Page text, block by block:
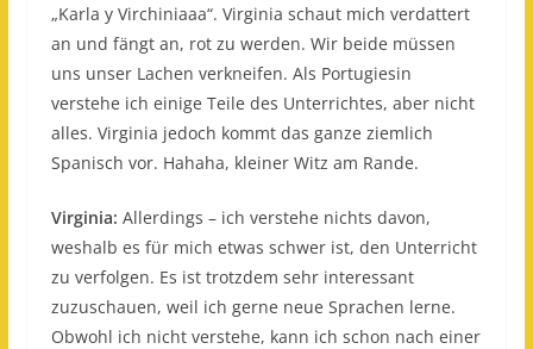
„Karla y Virchiniaaa“. Virginia schaut mich verdattert
an und fängt an, rot zu werden. Wir beide müssen
uns unser Lachen verkneifen. Als Portugiesin
verstehe ich einige Teile des Unterrichtes, aber nicht
alles. Virginia jedoch kommt das ganze ziemlich
Spanisch vor. Hahaha, kleiner Witz am Rande.
Virginia: Allerdings – ich verstehe nichts davon,
weshalb es für mich etwas schwer ist, den Unterricht
zu verfolgen. Es ist trotzdem sehr interessant
zuzuschauen, weil ich gerne neue Sprachen lerne.
Obwohl ich nicht verstehe, kann ich schon nach einer